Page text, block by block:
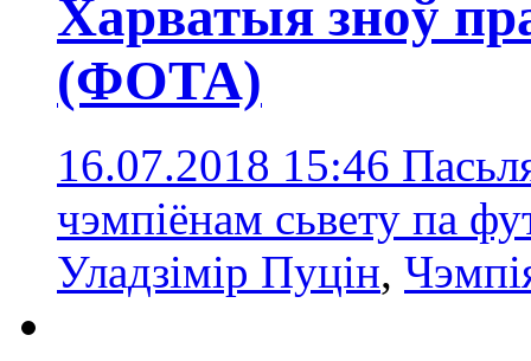
Харватыя зноў
(ФОТА)
16.07.2018 15:46
чэмпіёнам сьвету па
Уладзімір Пуцін,